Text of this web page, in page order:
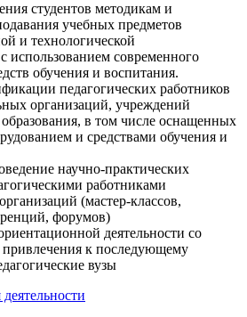
студентов методикам и
учебных предметов
и технологической
использованием современного
обучения и воспитания.
педагогических работников
организаций, учреждений
в том числе оснащенных
и средствами обучения и
научно-практических
работниками
(мастер-классов,
форумов)
деятельности со
к последующему
вузы